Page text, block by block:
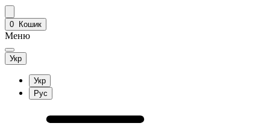
0 Кошик
Меню
Укр
Укр
Рус